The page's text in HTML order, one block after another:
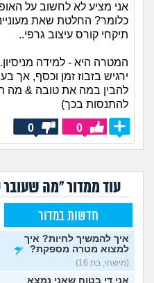
אני מציע לא לחשוב על
כלומר? החלטת שאת
תיקחי קורס עיצוב גרפי..
המטרה היא - למידה
ירגיש בזבוז זמן וכסף, אך
להבין במה את טובה & מה
להתנסות בכך)
0
0
עוד ממדור "מה שעובר
חדשות במדור
איך להמשיך לחיות? איך
למצוא מטרה מספקת?
(מישהי, בת 16)
אני די בטוח שאני נמצא